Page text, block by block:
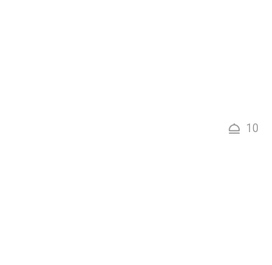
10